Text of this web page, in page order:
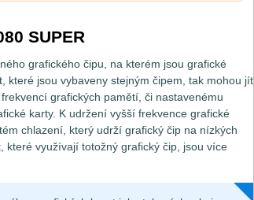
SUPER
grafického čipu, na kterém jsou grafické
které jsou vybaveny stejným čipem, tak mohou jít
grafických pamětí, či nastavenému
karty. K udržení vyšší frekvence grafické
chlazení, který udrží grafický čip na nízkých
využívají totožný grafický čip, jsou více